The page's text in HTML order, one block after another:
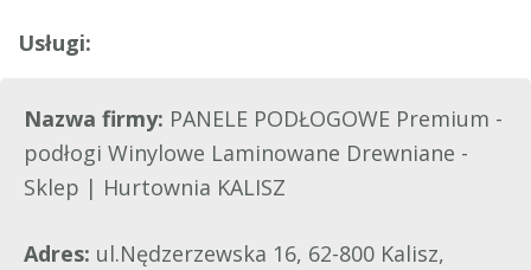
Nazwa firmy: PANELE PODŁOGOWE Premium -
podłogi Winylowe Laminowane Drewniane -
Sklep | Hurtownia KALISZ
Adres: ul.Nędzerzewska 16, 62-800 Kalisz,